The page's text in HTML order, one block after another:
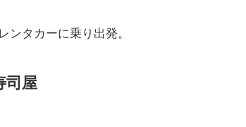
ンタカーに乗り出発。
司屋